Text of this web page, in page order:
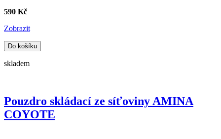
590 Kč
Zobrazit
Do košíku
skladem
Pouzdro skládací ze síťoviny AMINA
COYOTE